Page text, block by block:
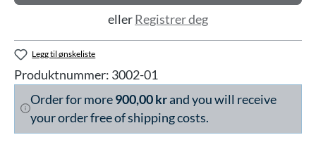
ellerRegistrer deg
Legg til ønskeliste
Produktnummer: 3002-01
Order for more900,00 krand you will receive
your order free of shipping costs.